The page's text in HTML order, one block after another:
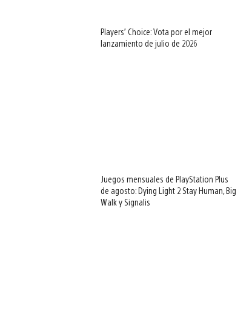
Players’ Choice: Vota por el mejor
lanzamiento de julio de 2026
Juegos mensuales de PlayStation Plus
de agosto: Dying Light 2 Stay Human, Big
Walk y Signalis